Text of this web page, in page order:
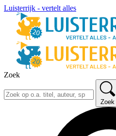
Luisterrijk - vertelt alles
Zoek
Zoek